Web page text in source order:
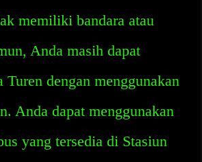
memiliki bandara atau
Anda masih dapat
Turen dengan menggunakan
Anda dapat menggunakan
yang tersedia di Stasiun